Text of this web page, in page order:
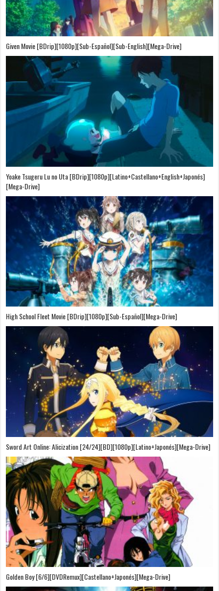
Given Movie [BDrip][1080p][Sub-Español][Sub-English][Mega-Drive]
Yoake Tsugeru Lu no Uta [BDrip][1080p][Latino+Castellano+English+Japonés]
[Mega-Drive]
High School Fleet Movie [BDrip][1080p][Sub-Español][Mega-Drive]
Sword Art Online: Alicization [24/24][BD][1080p][Latino+Japonés][Mega-Drive]
Golden Boy [6/6][DVDRemux][Castellano+Japonés][Mega-Drive]